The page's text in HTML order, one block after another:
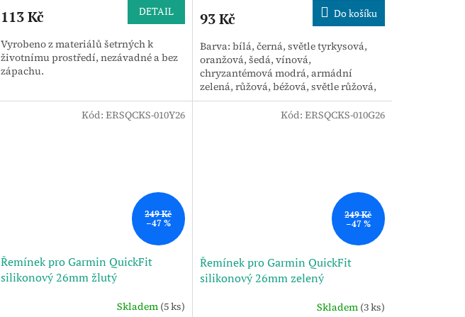
113 Kč DETAIL
Vyrobeno z materiálů šetrných k
životnímu prostředí, nezávadné a bez
zápachu.
93 Kč Do košíku
Barva: bílá, černá, světle tyrkysová,
oranžová, šedá, vínová,
chryzantémová modrá, armádní
zelená, růžová, béžová, světle růžová,
korálově červená, půlnoční modrá 3.
249 Kč
–47 %
Řemínek pro Garmin QuickFit
silikonový 26mm žlutý
Skladem (5 ks)
Kód: ERSQCKS-010Y26
249 Kč
–47 %
Řemínek pro Garmin QuickFit
silikonový 26mm zelený
Skladem (3 ks)
Kód: ERSQCKS-010G26